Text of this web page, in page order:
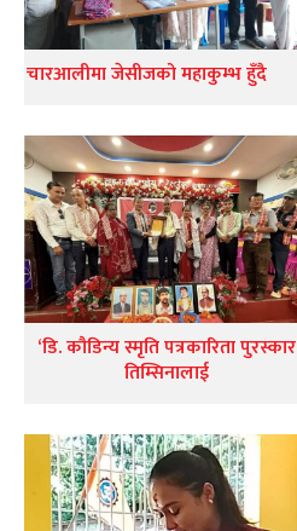
चारआलीमा जेसीजको महाकुम्भ हुँदै
‘डि. कौडिन्य स्मृति पत्रकारिता पुरस्कार
तिम्सिनालाई